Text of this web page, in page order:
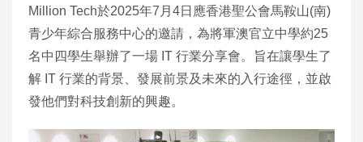
Million Tech於2025年7月4日應香港聖公會馬鞍山(南)
青少年綜合服務中心的邀請，為將軍澳官立中學約25
名中四學生舉辦了一場 IT 行業分享會。旨在讓學生了
解 IT 行業的背景、發展前景及未來的入行途徑，並啟
發他們對科技創新的興趣。